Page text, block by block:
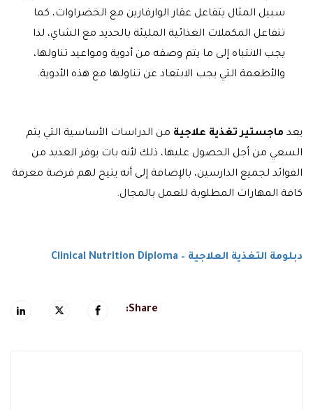
سبيل المثال يتفاعل عقار الوارفارين مع الخضراوات، كما
تتفاعل المكملات الغذائية المليئة بالحديد مع الشاي، لذا
يجب الانتباه إلى ما يتم وصفه من أدوية ومواعيد تناولها،
والأطعمة التي يجب الابتعاد عن تناولها مع هذه الأدوية.
يعد ماجستير تغذية علاجية من الدراسات الأساسية التي يتم
السعي من أجل الحصول عليها، ذلك لأنه بات يوفر العديد من
الفوائد لجميع الدارسين، بالإضافة إلى أنه يتيح لهم فرصة معرفة
كافة المهارات المطلوبة للعمل بالمجال.
دبلومة التغذية العلاجية – Clinical Nutrition Diploma
Share: